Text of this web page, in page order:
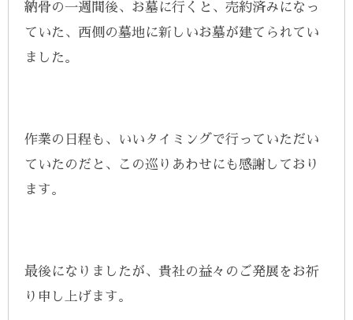
納骨の一週間後、お墓に行くと、売約済みになっ
ていた、西側の墓地に新しいお墓が建てられてい
ました。
作業の日程も、いいタイミングで行っていただい
ていたのだと、この巡りあわせにも感謝しており
ます。
最後になりましたが、貴社の益々のご発展をお祈
り申し上げます。